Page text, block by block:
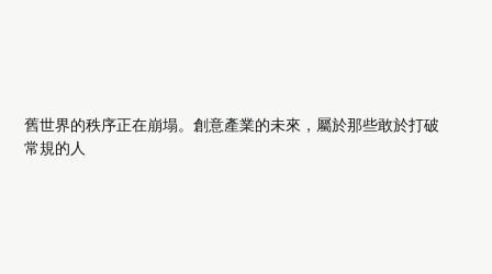
舊世界的秩序正在崩塌。創意產業的未來，屬於那些敢於打破
常規的人